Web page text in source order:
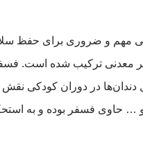
مهم و ضروری برای حفظ
معدنی ترکیب شده است.
دندان‌ها در دوران کودکی
… حاوی فسفر بوده و به